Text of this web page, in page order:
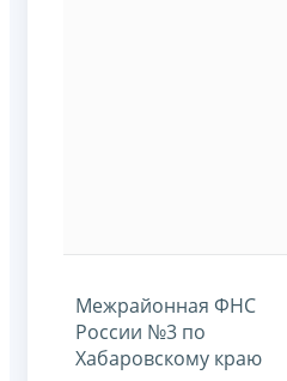
Межрайонная ФНС
России №3 по
Хабаровскому краю